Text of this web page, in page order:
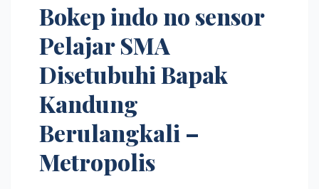
Bokep indo no sensor
Pelajar SMA
Disetubuhi Bapak
Kandung
Berulangkali –
Metropolis